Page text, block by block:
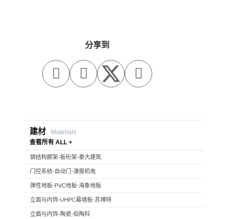
分享到
  
建材
Materials
查看所有 ALL +
钢结构廊架-板桁架-泰大建筑
门控系统-自动门-濠振机电
弹性地板-PVC地板-海象地板
立面与内饰-UHPC幕墙板-苏博特
立面与内饰-陶瓷-伯陶科